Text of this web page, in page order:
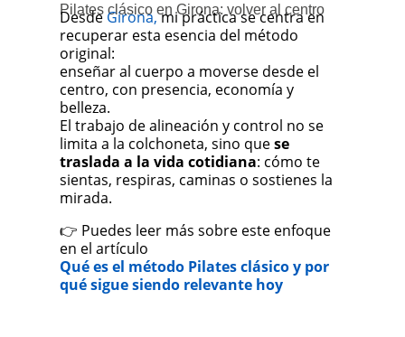
Pilates clásico en Girona: volver al centro
DesdeGirona,mi práctica se centra en
recuperar esta esencia del método
original:
enseñar al cuerpo a moverse desde el
centro, con presencia, economía y
belleza.
El trabajo de alineación y control no se
limita a la colchoneta, sino quese
traslada a la vida cotidiana: cómo te
sientas, respiras, caminas o sostienes la
mirada.
👉 Puedes leer más sobre este enfoque
en el artículo
Qué es el método Pilates clásico y por
qué sigue siendo relevante hoy